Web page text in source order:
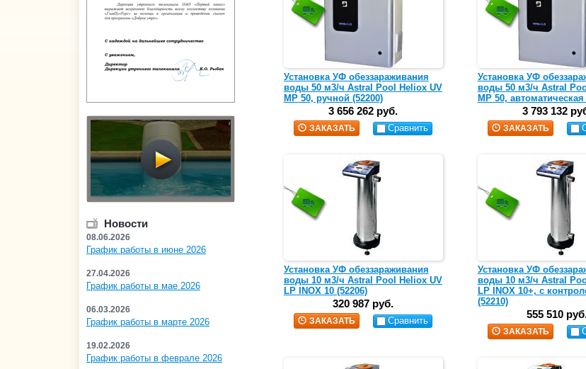
Новости
08.06.2026
График работы в июне 2026
27.04.2026
График работы в мае 2026
06.03.2026
График работы в марте 2026
19.02.2026
График работы в феврале 2026
Установка УФ обеззараживания
воды 50 м3/ч Astral Pool Heliox UV
MP 50, ручной (52200)
3 656 262 руб.
ЗАКАЗАТЬ Сравнить
Установка УФ
воды 50 м3/ч Astral
MP 50, автоматическая
3 793 132
ЗАКАЗАТЬ
Установка УФ обеззараживания
воды 10 м3/ч Astral Pool Heliox UV
LP INOX 10 (52206)
320 987 руб.
ЗАКАЗАТЬ Сравнить
Установка УФ
воды 10 м3/ч Astral
LP INOX 10+, с
(52210)
555 510
ЗАКАЗАТЬ